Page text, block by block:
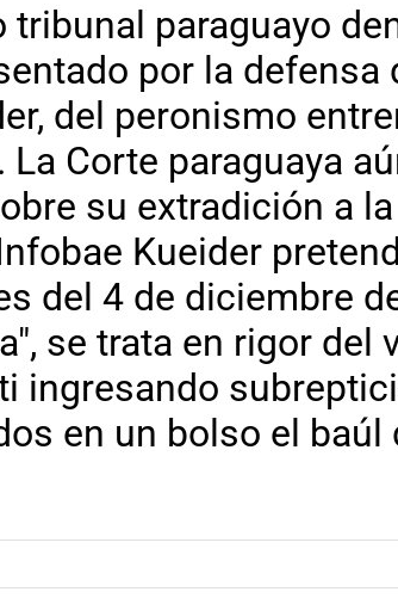
tribunal paraguayo
por la defensa
del peronismo
Corte paraguaya
su extradición a la
Kueider
del 4 de diciembre
se trata en rigor del
ingresando
en un bolso el baúl